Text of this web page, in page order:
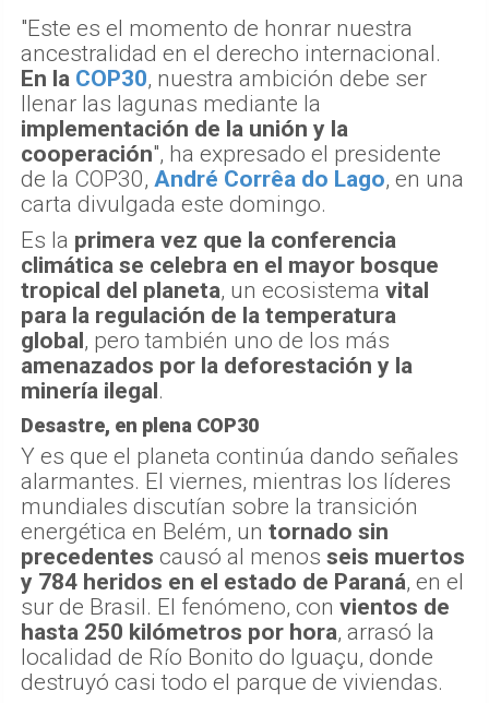
"Este es el momento de honrar nuestra
ancestralidad en el derecho internacional.
En la COP30, nuestra ambición debe ser
llenar las lagunas mediante la
implementación de la unión y la
cooperación", ha expresado el presidente
de la COP30, André Corrêa do Lago, en una
carta divulgada este domingo.
Es la primera vez que la conferencia
climática se celebra en el mayor bosque
tropical del planeta, un ecosistema vital
para la regulación de la temperatura
global, pero también uno de los más
amenazados por la deforestación y la
minería ilegal.
Desastre, en plena COP30
Y es que el planeta continúa dando señales
alarmantes. El viernes, mientras los líderes
mundiales discutían sobre la transición
energética en Belém, un tornado sin
precedentes causó al menos seis muertos
y 784 heridos en el estado de Paraná, en el
sur de Brasil. El fenómeno, con vientos de
hasta 250 kilómetros por hora, arrasó la
localidad de Río Bonito do Iguaçu, donde
destruyó casi todo el parque de viviendas.